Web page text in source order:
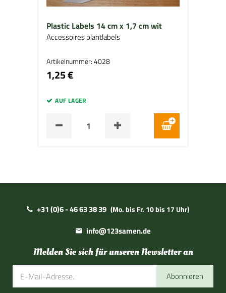
Plastic Labels 14 cm x 1,7 cm wit
Accessoires plantlabels
Artikelnummer: 4028
1,25 €
AUF LAGER
+31 (0)6 - 46 63 38 39 (Mo. bis Fr. 10 bis 17 Uhr)
info@123samen.de
Melden Sie sich für unseren Newsletter an
Abonnieren